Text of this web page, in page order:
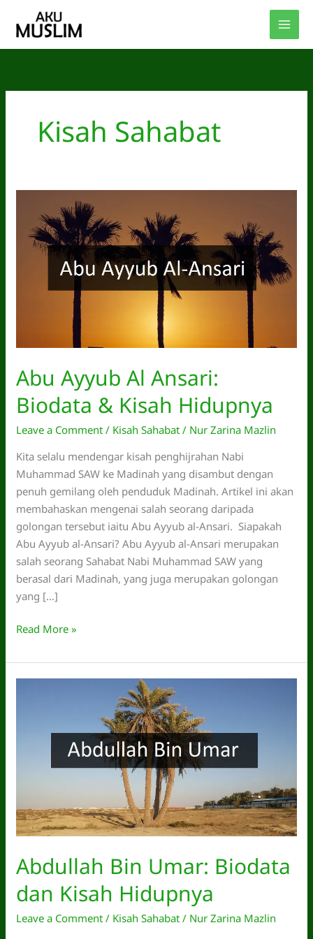
Kisah Sahabat
Abu Ayyub Al Ansari:
Biodata & Kisah Hidupnya
Leave a Comment / Kisah Sahabat / Nur Zarina Mazlin
Kita selalu mendengar kisah penghijrahan Nabi
Muhammad SAW ke Madinah yang disambut dengan
penuh gemilang oleh penduduk Madinah. Artikel ini akan
membahaskan mengenai salah seorang daripada
golongan tersebut iaitu Abu Ayyub al-Ansari. Siapakah
Abu Ayyub al-Ansari? Abu Ayyub al-Ansari merupakan
salah seorang Sahabat Nabi Muhammad SAW yang
berasal dari Madinah, yang juga merupakan golongan
yang […]
Abu
Al
Ansari:
Read More »
Abdullah Bin Umar: Biodata
dan Kisah Hidupnya
Leave a Comment / Kisah Sahabat / Nur Zarina Mazlin